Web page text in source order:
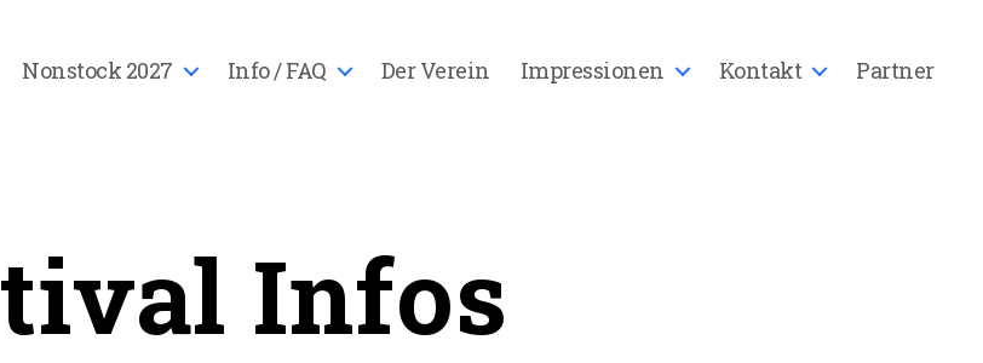
Nonstock 2027 Info / FAQ Der Verein Impressionen Kontakt Partner
Infos